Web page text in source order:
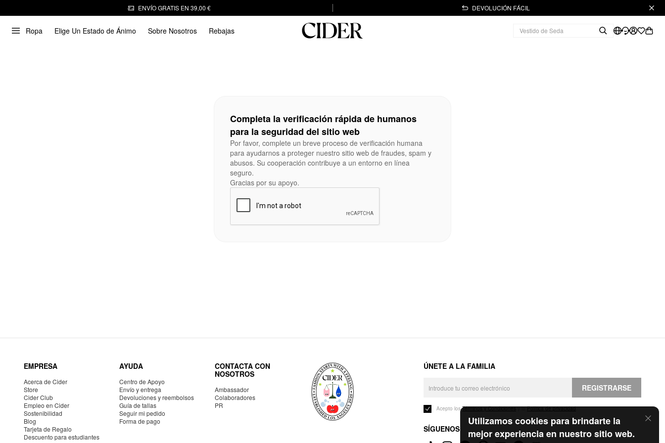
ENVÍO GRATIS EN 39,00 € DEVOLUCIÓN FÁCIL
Ropa Elige Un Estado de Ánimo Sobre Nosotros Rebajas
Utilizamos cookies para brindarte la
mejor experiencia en nuestro sitio web.
Completa la verificación rápida de humanos
para la seguridad del sitio web
Por favor, complete un breve proceso de verificación humana
para ayudarnos a proteger nuestro sitio web de fraudes, spam y
abusos. Su cooperación contribuye a un entorno en línea
seguro.
Gracias por su apoyo.
EMPRESA
Acerca de Cider
Store
Cider Club
Empleo en Cider
Sostenibilidad
Blog
Tarjeta de Regalo
Descuento para estudiantes
AYUDA
Centro de Apoyo
Envío y entrega
Devoluciones y reembolsos
Guía de tallas
Seguir mi pedido
Forma de pago
CONTACTA CON
NOSOTROS
Ambassador
Colaboradores
PR
ÚNETE A LA FAMILIA
REGISTRARSE
Acepto losTérminos y Condicionesy laPolítica de privacidad.
SÍGUENOS